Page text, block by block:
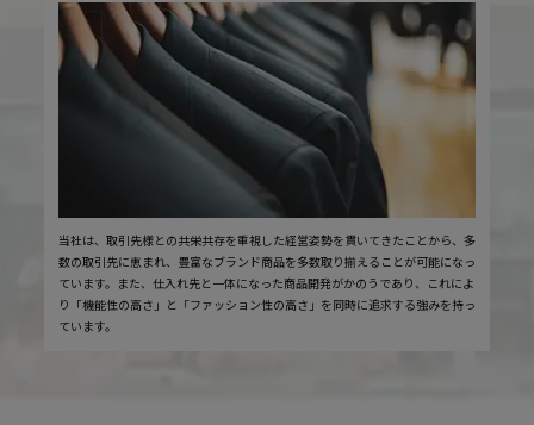
当社は、取引先様との共栄共存を重視した経営姿勢を貫いてきたことから、多
数の取引先に恵まれ、豊富なブランド商品を多数取り揃えることが可能になっ
ています。また、仕入れ先と一体になった商品開発がかのうであり、これによ
り「機能性の高さ」と「ファッション性の高さ」を同時に追求する強みを持っ
ています。